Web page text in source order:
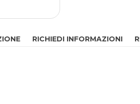
RICHIEDI INFORMAZIONI